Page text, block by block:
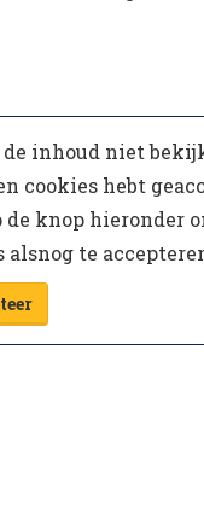
inhoud niet
cookies hebt
knop hieronder
alsnog te